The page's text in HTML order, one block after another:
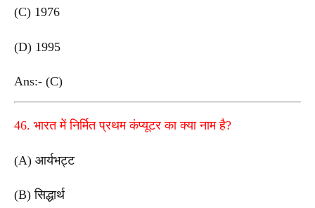
(C) 1976
(D) 1995
Ans:- (C)
46. भारत में निर्मित प्रथम कंप्यूटर का क्या नाम है?
(A) आर्यभट्ट
(B) सिद्धार्थ